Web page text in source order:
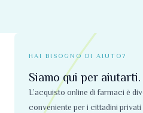
HAI BISOGNO DI AIUTO?
Siamo qui per aiutarti.
L’acquisto online di farmaci è
conveniente per i cittadini privati